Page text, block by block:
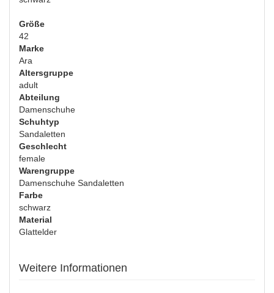
Größe
42
Marke
Ara
Altersgruppe
adult
Abteilung
Damenschuhe
Schuhtyp
Sandaletten
Geschlecht
female
Warengruppe
Damenschuhe Sandaletten
Farbe
schwarz
Material
Glattelder
Weitere Informationen